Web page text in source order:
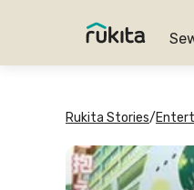
Rukita Stories/